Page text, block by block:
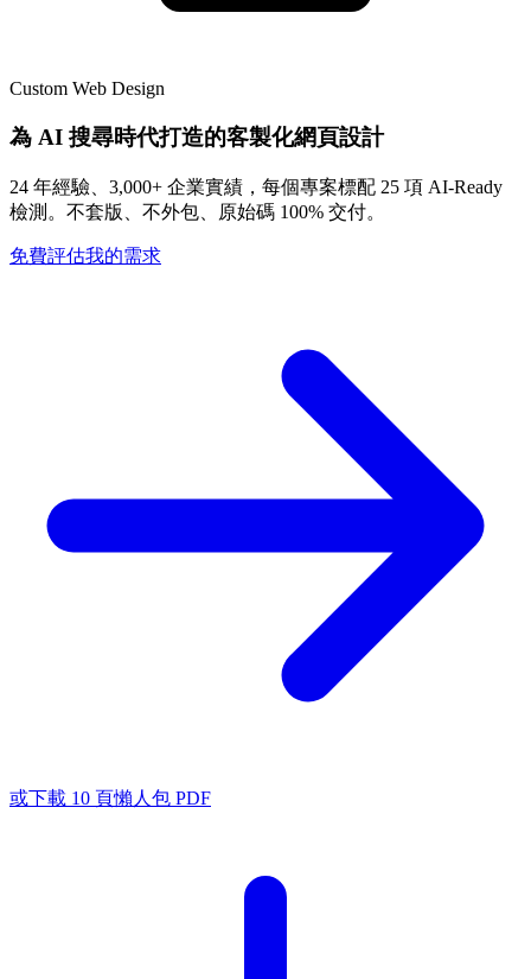
Custom Web Design
為 AI 搜尋時代打造的客製化網頁設計
24 年經驗、3,000+ 企業實績，每個專案標配 25 項 AI-Ready
檢測。不套版、不外包、原始碼 100% 交付。
免費評估我的需求
或下載 10 頁懶人包 PDF